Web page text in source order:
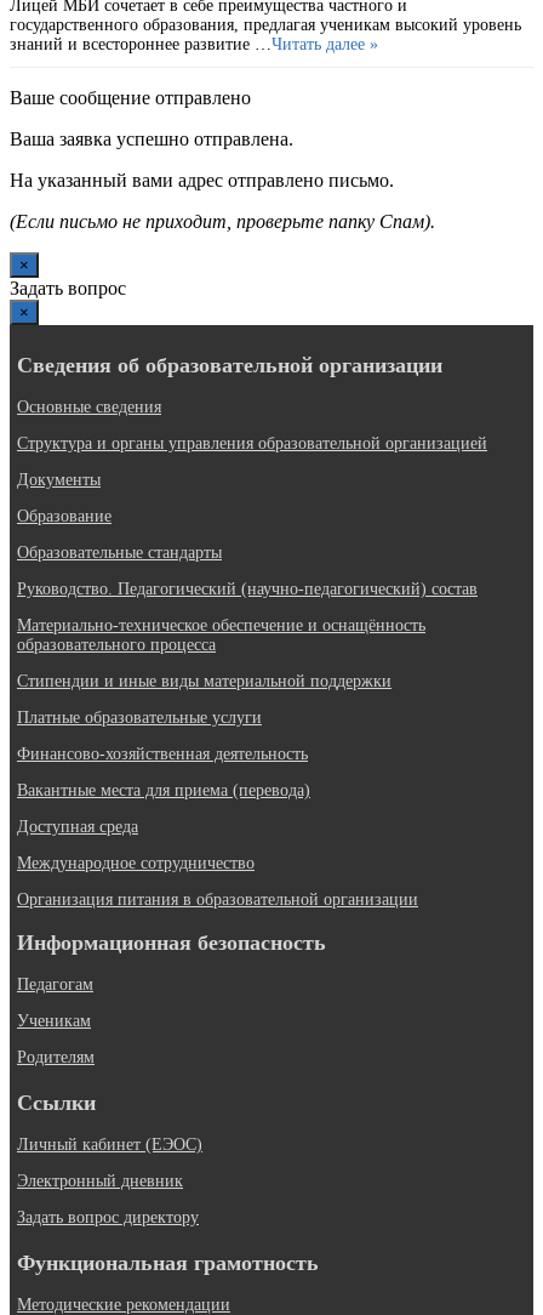
Лицей МБИ сочетает в себе преимущества частного и
государственного образования, предлагая ученикам высокий уровень
знаний и всестороннее развитие … Читать далее »
Ваше сообщение отправлено
Ваша заявка успешно отправлена.
На указанный вами адрес отправлено письмо.
(Если письмо не приходит, проверьте папку Спам).
×
Задать вопрос
×
Сведения об образовательной организации
Основные сведения
Структура и органы управления образовательной организацией
Документы
Образование
Образовательные стандарты
Руководство. Педагогический (научно-педагогический) состав
Материально-техническое обеспечение и оснащённость
образовательного процесса
Стипендии и иные виды материальной поддержки
Платные образовательные услуги
Финансово-хозяйственная деятельность
Вакантные места для приема (перевода)
Доступная среда
Международное сотрудничество
Организация питания в образовательной организации
Информационная безопасность
Педагогам
Ученикам
Родителям
Ссылки
Личный кабинет (ЕЭОС)
Электронный дневник
Задать вопрос директору
Функциональная грамотность
Методические рекомендации